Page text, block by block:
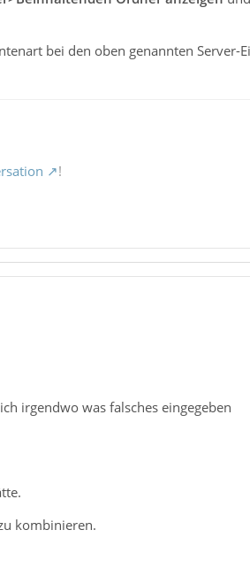
bei den oben genannten Server-
!
irgendwo was falsches eingegeben
kombinieren.